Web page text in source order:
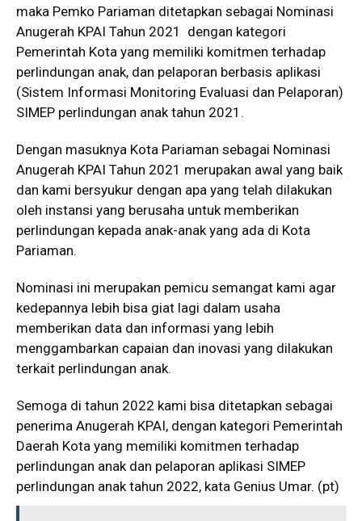
maka Pemko Pariaman ditetapkan sebagai Nominasi
Anugerah KPAI Tahun 2021 dengan kategori
Pemerintah Kota yang memiliki komitmen terhadap
perlindungan anak, dan pelaporan berbasis aplikasi
(Sistem Informasi Monitoring Evaluasi dan Pelaporan)
SIMEP perlindungan anak tahun 2021.
Dengan masuknya Kota Pariaman sebagai Nominasi
Anugerah KPAI Tahun 2021 merupakan awal yang baik
dan kami bersyukur dengan apa yang telah dilakukan
oleh instansi yang berusaha untuk memberikan
perlindungan kepada anak-anak yang ada di Kota
Pariaman.
Nominasi ini merupakan pemicu semangat kami agar
kedepannya lebih bisa giat lagi dalam usaha
memberikan data dan informasi yang lebih
menggambarkan capaian dan inovasi yang dilakukan
terkait perlindungan anak.
Semoga di tahun 2022 kami bisa ditetapkan sebagai
penerima Anugerah KPAI, dengan kategori Pemerintah
Daerah Kota yang memiliki komitmen terhadap
perlindungan anak dan pelaporan aplikasi SIMEP
perlindungan anak tahun 2022, kata Genius Umar. (pt)